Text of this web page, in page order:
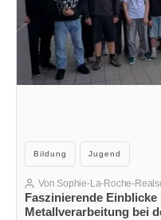
Kategorien
Bildung Jugend
Faszinierende Einblicke
Metallverarbeitung bei
Beitragsautor
Von Sophie-La-Roche-